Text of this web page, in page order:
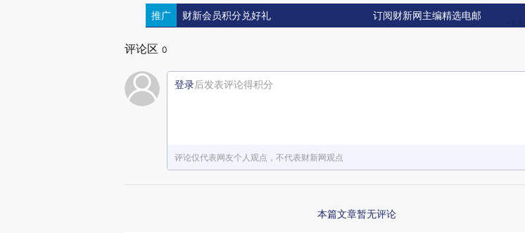
推广 财新会员积分兑好礼 订阅财新网主编精选电邮
评论区 0
登录后发表评论得积分
评论仅代表网友个人观点，不代表财新网观点
本篇文章暂无评论